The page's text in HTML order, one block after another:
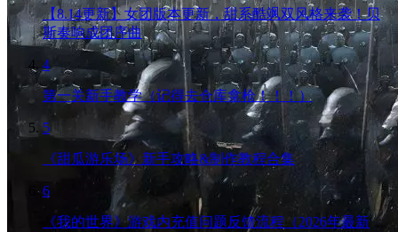
【8.14更新】女团版本更新，甜系酷飒双风格来袭！贝
斯奏响成团序曲
4
第一关新手教学（记得去仓库拿枪！！！）
5
《甜瓜游乐场》新手攻略&制作教程合集
6
《我的世界》游戏内充值问题反馈流程（2026年最新